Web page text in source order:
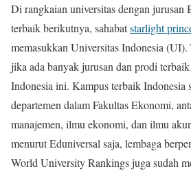
Di rangkaian universitas dengan jurusan
terbaik berikutnya, sahabatstarlight
memasukkan Universitas Indonesia
jika ada banyak jurusan dan prodi
Indonesia ini. Kampus terbaik Indonesia
departemen dalam Fakultas Ekonomi,
manajemen, ilmu ekonomi, dan ilmu
menurut Eduniversal saja, lembaga
World University Rankings juga sudah